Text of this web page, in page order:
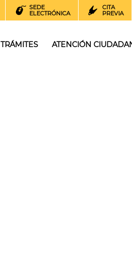
SEDE
ELECTRÓNICA
CITA
PREVIA
TRÁMITES ATENCIÓN